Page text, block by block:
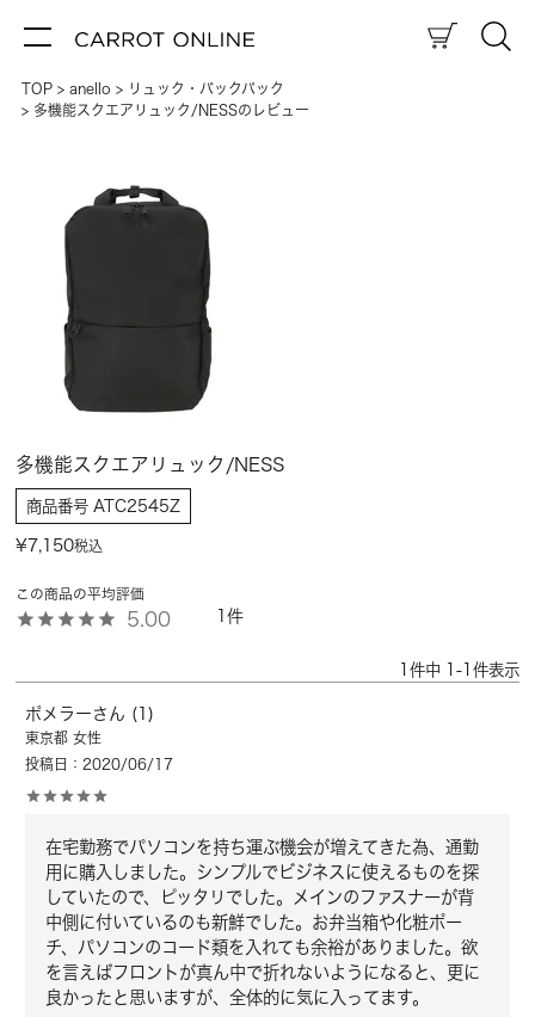
TOP anello
リュック・バックパック
多機能スクエアリュック/NESSのレビュー
多機能スクエアリュック/NESS
商品番号 ATC2545Z
¥7,150税込
5.00 1
件中 -1 件表示
ポメラー 1
東京都 女性
投稿日
2020/06/17
在宅勤務でパソコンを持ち運ぶ機会が増えてきた為、通勤
用に購入しました。シンプルでビジネスに使えるものを探
していたので、ピッタリでした。メインのファスナーが背
中側に付いているのも新鮮でした。お弁当箱や化粧ポー
チ、パソコンのコード類を入れても余裕がありました。欲
を言えばフロントが真ん中で折れないようになると、更に
良かったと思いますが、全体的に気に入ってます。